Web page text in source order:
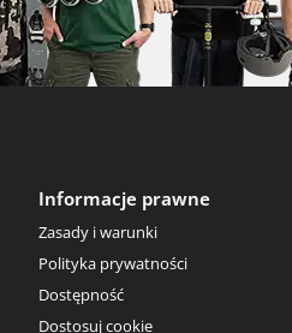
Informacje prawne
Zasady i warunki
Polityka prywatności
Dostępność
Dostosuj cookie